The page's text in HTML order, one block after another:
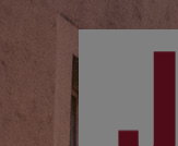
Inhalt